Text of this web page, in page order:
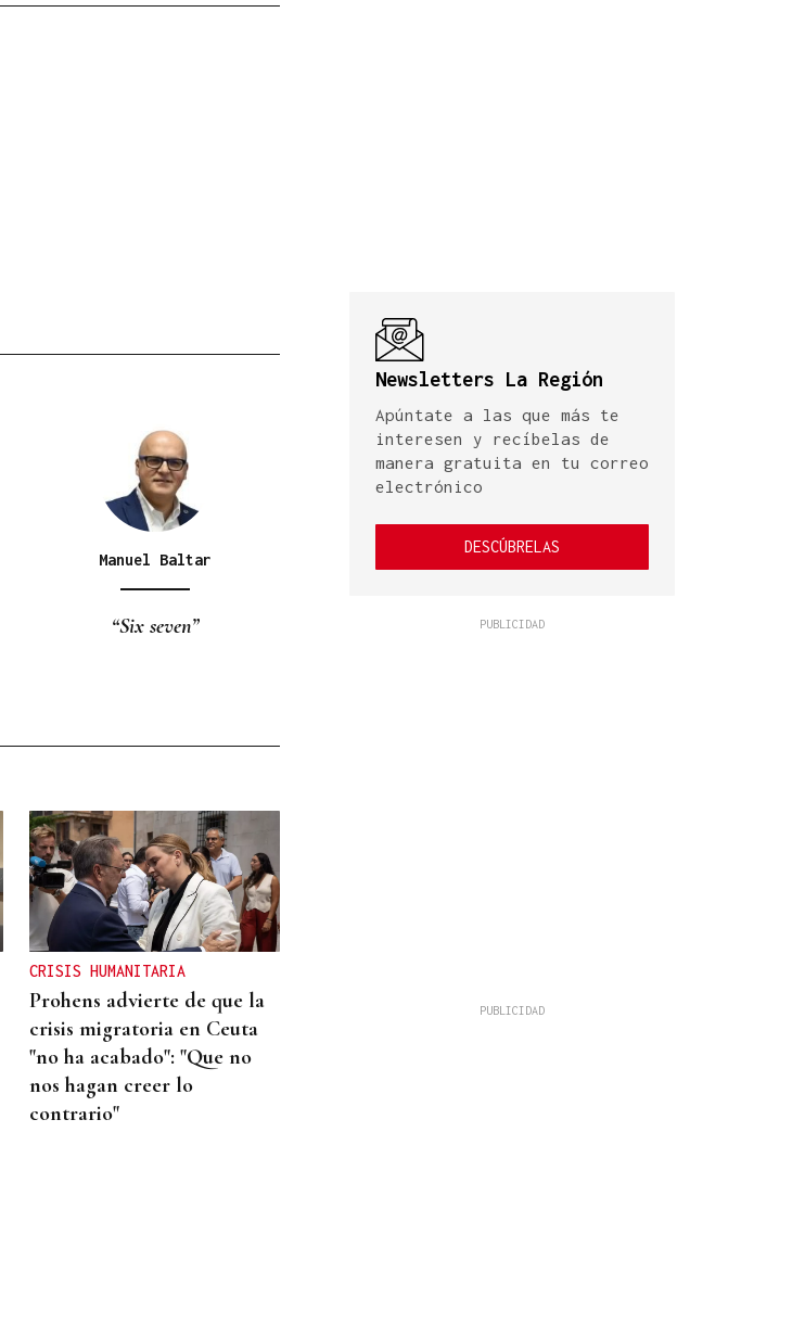
Manuel Baltar
“Six seven”
CRISIS HUMANITARIA
Prohens advierte de que la
crisis migratoria en Ceuta
"no ha acabado": "Que no
nos hagan creer lo
contrario"
Newsletters La Región
Apúntate a las que más te
interesen y recíbelas de
manera gratuita en tu correo
electrónico
DESCÚBRELAS